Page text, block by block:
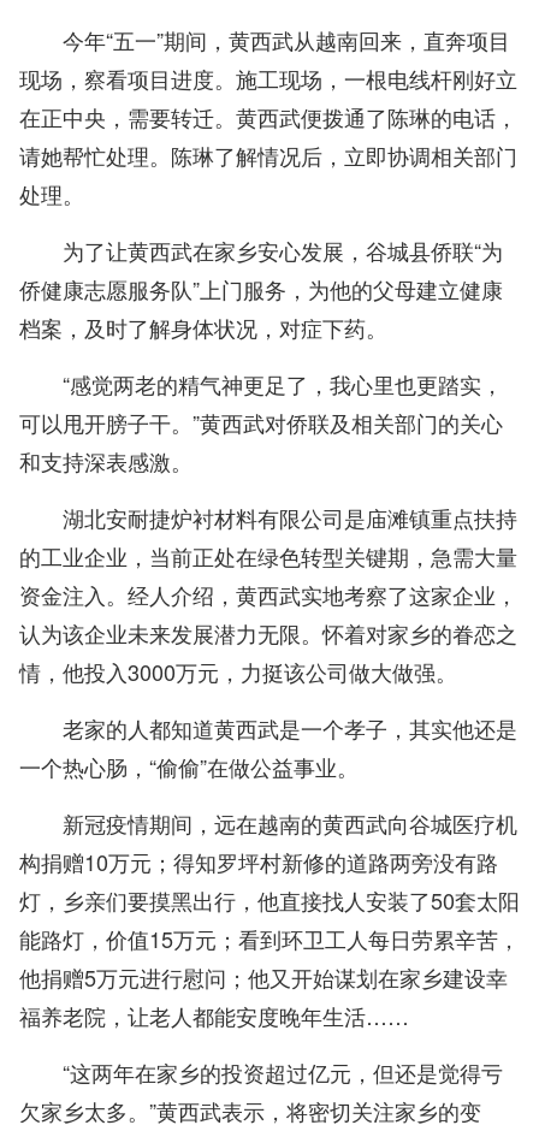
今年“五一”期间，黄西武从越南回来，直奔项目
现场，察看项目进度。施工现场，一根电线杆刚好立
在正中央，需要转迁。黄西武便拨通了陈琳的电话，
请她帮忙处理。陈琳了解情况后，立即协调相关部门
处理。
为了让黄西武在家乡安心发展，谷城县侨联“为
侨健康志愿服务队”上门服务，为他的父母建立健康
档案，及时了解身体状况，对症下药。
“感觉两老的精气神更足了，我心里也更踏实，
可以甩开膀子干。”黄西武对侨联及相关部门的关心
和支持深表感激。
湖北安耐捷炉衬材料有限公司是庙滩镇重点扶持
的工业企业，当前正处在绿色转型关键期，急需大量
资金注入。经人介绍，黄西武实地考察了这家企业，
认为该企业未来发展潜力无限。怀着对家乡的眷恋之
情，他投入3000万元，力挺该公司做大做强。
老家的人都知道黄西武是一个孝子，其实他还是
一个热心肠，“偷偷”在做公益事业。
新冠疫情期间，远在越南的黄西武向谷城医疗机
构捐赠10万元；得知罗坪村新修的道路两旁没有路
灯，乡亲们要摸黑出行，他直接找人安装了50套太阳
能路灯，价值15万元；看到环卫工人每日劳累辛苦，
他捐赠5万元进行慰问；他又开始谋划在家乡建设幸
福养老院，让老人都能安度晚年生活……
“这两年在家乡的投资超过亿元，但还是觉得亏
欠家乡太多。”黄西武表示，将密切关注家乡的变